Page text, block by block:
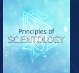
UTFORSK
SERIEN